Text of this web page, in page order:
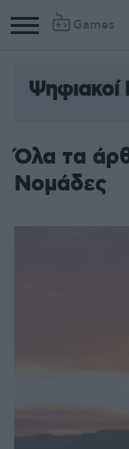
Games
Όλα τα
Νομάδες